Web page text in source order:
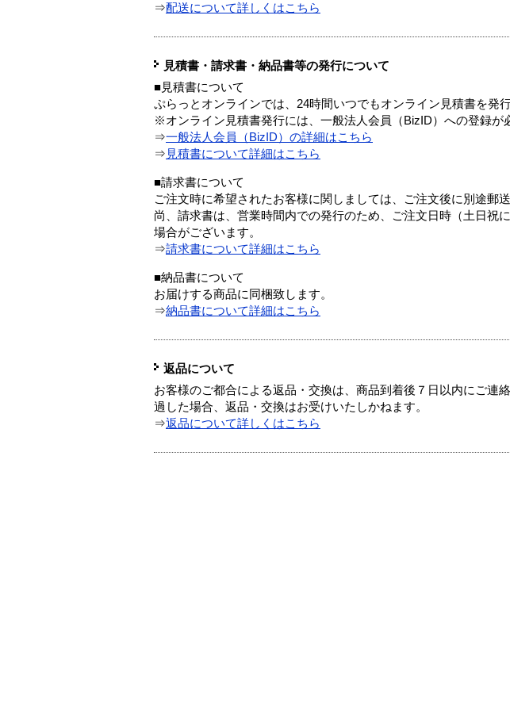
⇒配送について詳しくはこちら
見積書・請求書・納品書等の発行について
■見積書について
ぷらっとオンラインでは、24時間いつでもオンライン見積書を発
※オンライン見積書発行には、一般法人会員（BizID）への登録が
⇒一般法人会員（BizID）の詳細はこちら
⇒ 見積書について詳細はこちら
■請求書について
ご注文時に希望されたお客様に関しましては、ご注文後に別途郵送
尚、請求書は、営業時間内での発行のため、ご注文日時（土日祝
場合がございます。
⇒請求書について詳細はこちら
■納品書について
お届けする商品に同梱致します。
⇒納品書について詳細はこちら
返品について
お客様のご都合による返品・交換は、商品到着後７日以内にご連
過した場合、返品・交換はお受けいたしかねます。
⇒返品について詳しくはこちら